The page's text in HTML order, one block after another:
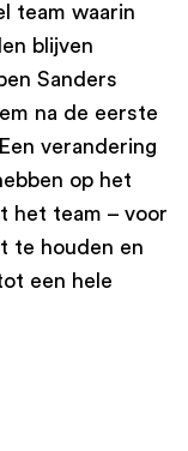
team waarin
blijven
Sanders
na de eerste
verandering
op het
het team – voor
te houden en
een hele